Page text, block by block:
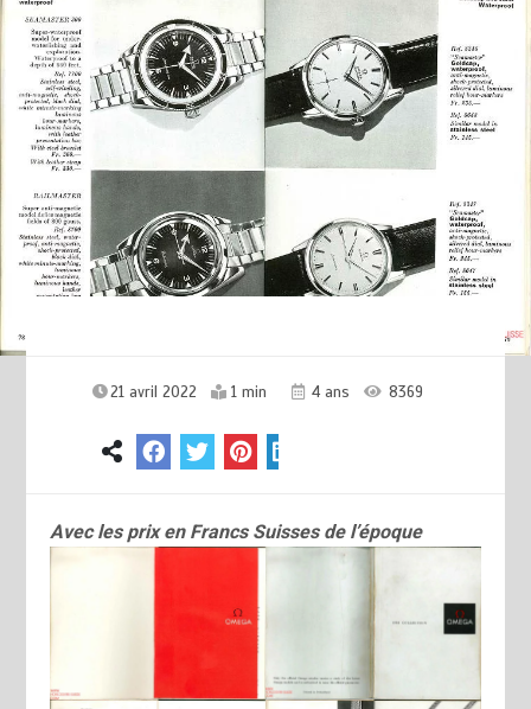
21 avril 2022 1 min 4 ans 8369
Avec les prix en Francs Suisses de l’époque